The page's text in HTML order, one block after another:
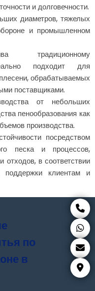
и долговечности.
диаметров, тяжелых
и промышленном
традиционному
подходит для
обрабатываемых
поставщиками.
от небольших
пенообразования как
производства.
посредством
песка и процессов,
в соответствии
клиентам и
по
в